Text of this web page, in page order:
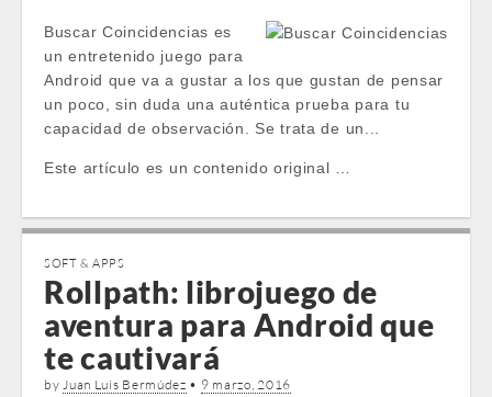
Buscar Coincidencias es
un entretenido juego para
Android que va a gustar a los que gustan de pensar
un poco, sin duda una auténtica prueba para tu
capacidad de observación. Se trata de un...
Este artículo es un contenido original …
SOFT & APPS
Rollpath: librojuego de
aventura para Android que
te cautivará
byJuan Luis Bermúdez • 9 marzo, 2016